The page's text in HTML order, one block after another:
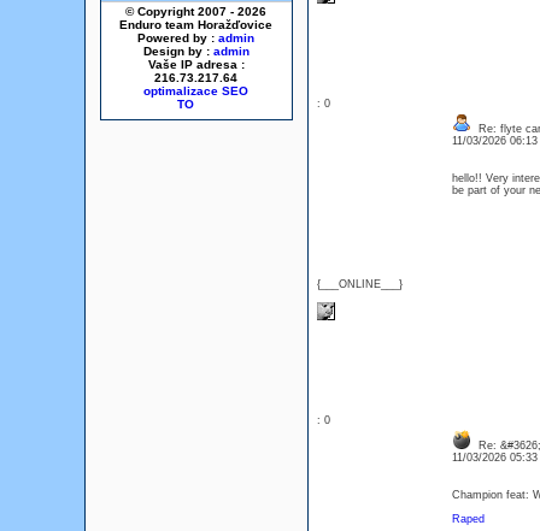
© Copyright 2007 - 2026
Enduro team Horažďovice
Powered by : admin
Design by : admin
Vaše IP adresa :
216.73.217.64
optimalizace SEO
: 0
{___ONLINE___}
Re: flyte
11/03/2026
hello!! Very
be part of your
: 0
Re:
11/03/2026
Champion feat:
Raped